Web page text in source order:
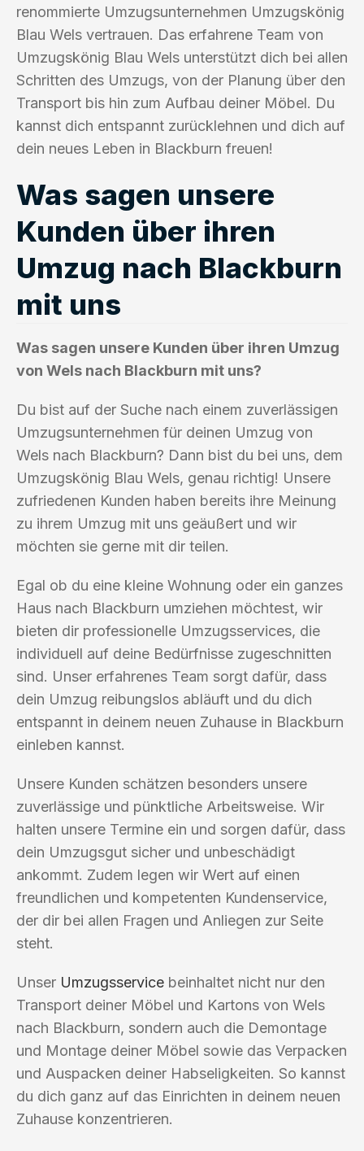
renommierte Umzugsunternehmen Umzugskönig
Blau Wels vertrauen. Das erfahrene Team von
Umzugskönig Blau Wels unterstützt dich bei allen
Schritten des Umzugs, von der Planung über den
Transport bis hin zum Aufbau deiner Möbel. Du
kannst dich entspannt zurücklehnen und dich auf
dein neues Leben in Blackburn freuen!
Was sagen unsere
Kunden über ihren
Umzug nach Blackburn
mit uns
Was sagen unsere Kunden über ihren Umzug
von Wels nach Blackburn mit uns?
Du bist auf der Suche nach einem zuverlässigen
Umzugsunternehmen für deinen Umzug von
Wels nach Blackburn? Dann bist du bei uns, dem
Umzugskönig Blau Wels, genau richtig! Unsere
zufriedenen Kunden haben bereits ihre Meinung
zu ihrem Umzug mit uns geäußert und wir
möchten sie gerne mit dir teilen.
Egal ob du eine kleine Wohnung oder ein ganzes
Haus nach Blackburn umziehen möchtest, wir
bieten dir professionelle Umzugsservices, die
individuell auf deine Bedürfnisse zugeschnitten
sind. Unser erfahrenes Team sorgt dafür, dass
dein Umzug reibungslos abläuft und du dich
entspannt in deinem neuen Zuhause in Blackburn
einleben kannst.
Unsere Kunden schätzen besonders unsere
zuverlässige und pünktliche Arbeitsweise. Wir
halten unsere Termine ein und sorgen dafür, dass
dein Umzugsgut sicher und unbeschädigt
ankommt. Zudem legen wir Wert auf einen
freundlichen und kompetenten Kundenservice,
der dir bei allen Fragen und Anliegen zur Seite
steht.
Unser Umzugsservice beinhaltet nicht nur den
Transport deiner Möbel und Kartons von Wels
nach Blackburn, sondern auch die Demontage
und Montage deiner Möbel sowie das Verpacken
und Auspacken deiner Habseligkeiten. So kannst
du dich ganz auf das Einrichten in deinem neuen
Zuhause konzentrieren.